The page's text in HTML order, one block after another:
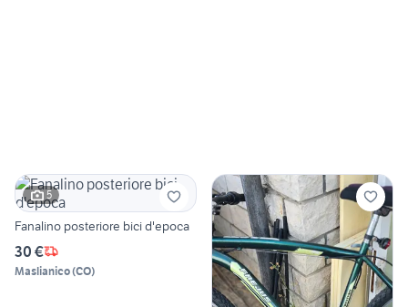
5
Fanalino posteriore bici d'epoca
30 €
Maslianico(CO)